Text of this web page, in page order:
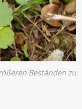
Beständen zu